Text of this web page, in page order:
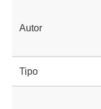
Autor
Tipo